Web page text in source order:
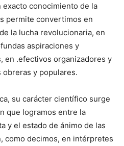
conocimiento de la
permite convertimos en
la lucha revolucionaria, en
aspiraciones y
en .efectivos organizadores y
y populares.
su carácter científico surge
que logramos entre la
y el estado de ánimo de las
como decimos, en intérpretes